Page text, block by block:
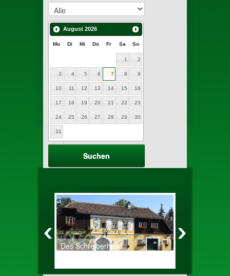
August 2026
Mo Di Mi Do Fr Sa So
1 2
3 4 5 6 7 8 9
10 11 12 13 14 15 16
17 18 19 20 21 22 23
24 25 26 27 28 29 30
31
Das Schreiberhaus